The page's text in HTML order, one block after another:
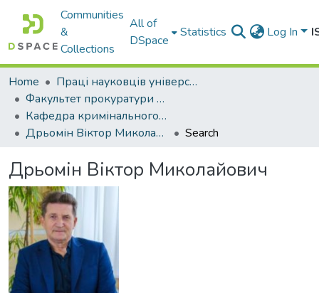
Communities
&
Collections
All of
DSpace
Statistics Log In
Home
Праці науковців університету
Факультет прокуратури та слідства (кримінальної юстиції)
Кафедра кримінального процесу
Дрьомін Віктор Миколайович
Search
Дрьомін Віктор Миколайович